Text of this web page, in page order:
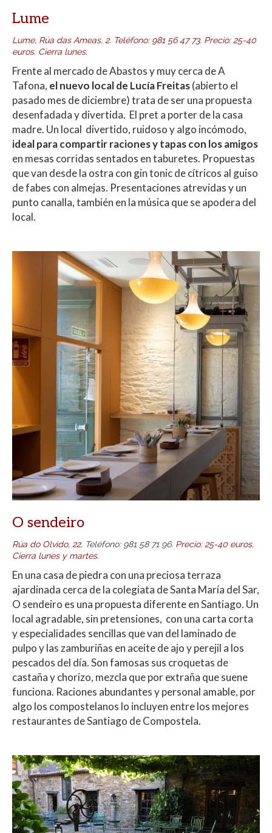
Lume
Lume, Rúa das Ameas, 2. Teléfono: 981 56 47 73. Precio: 25-40
euros. Cierra lunes.
Frente al mercado de Abastos y muy cerca de A
Tafona, el nuevo local de Lucía Freitas(abierto el
pasado mes de diciembre) trata de ser una propuesta
desenfadada y divertida. El pret a porter de la casa
madre. Un local divertido, ruidoso y algo incómodo,
ideal para compartir raciones y tapas con los amigos
en mesas corridas sentados en taburetes. Propuestas
que van desde la ostra con gin tonic de cítricos al guiso
de fabes con almejas. Presentaciones atrevidas y un
punto canalla, también en la música que se apodera del
local.
O sendeiro
Rúa do Olvido, 22. Teléfono: 981 58 71 96. Precio: 25-40 euros.
Cierra lunes y martes.
En una casa de piedra con una preciosa terraza
ajardinada cerca de la colegiata de Santa María del Sar,
O sendeiro es una propuesta diferente en Santiago. Un
local agradable, sin pretensiones, con una carta corta
y especialidades sencillas que van del laminado de
pulpo y las zamburiñas en aceite de ajo y perejil a los
pescados del día. Son famosas sus croquetas de
castaña y chorizo, mezcla que por extraña que suene
funciona. Raciones abundantes y personal amable, por
algo los compostelanos lo incluyen entre los mejores
restaurantes de Santiago de Compostela.